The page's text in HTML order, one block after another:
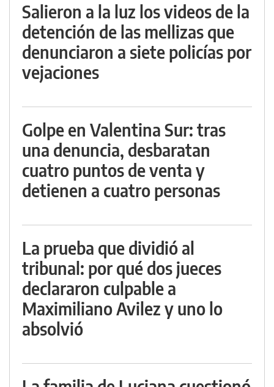
Salieron a la luz los videos de la
detención de las mellizas que
denunciaron a siete policías por
vejaciones
Golpe en Valentina Sur: tras
una denuncia, desbaratan
cuatro puntos de venta y
detienen a cuatro personas
La prueba que dividió al
tribunal: por qué dos jueces
declararon culpable a
Maximiliano Avilez y uno lo
absolvió